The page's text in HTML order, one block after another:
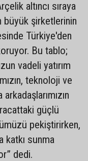
altıncı sıraya
büyük şirketlerinin
Türkiye'den
Bu tablo;
vadeli yatırım
teknoloji ve
güçlü
pekiştirirken,
katkı sunma
dedi.